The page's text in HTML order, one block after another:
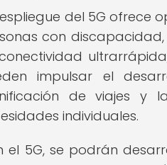
del 5G ofrece
con
impulsar el
de viajes y
individuales.
el 5G, se podrán